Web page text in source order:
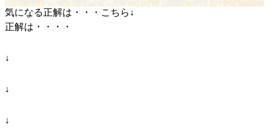
気になる正解は・・・こちら↓
正解は・・・・
↓
↓
↓